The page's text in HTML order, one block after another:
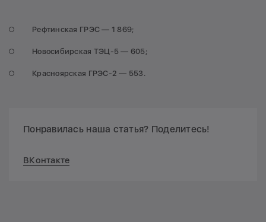
Рефтинская ГРЭС — 1 869;
Новосибирская ТЭЦ-5 — 605;
Красноярская ГРЭС-2 — 553.
Понравилась наша статья? Поделитесь!
ВКонтакте